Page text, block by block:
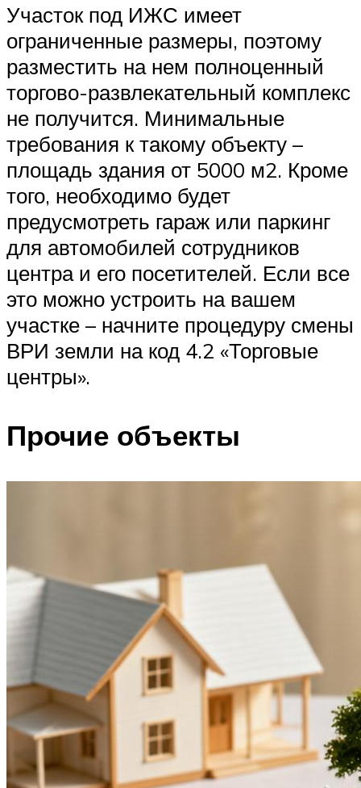
Участок под ИЖС имеет
ограниченные размеры, поэтому
разместить на нем полноценный
торгово-развлекательный комплекс
не получится. Минимальные
требования к такому объекту –
площадь здания от 5000 м2. Кроме
того, необходимо будет
предусмотреть гараж или паркинг
для автомобилей сотрудников
центра и его посетителей. Если все
это можно устроить на вашем
участке – начните процедуру смены
ВРИ земли на код 4.2 «Торговые
центры».
Прочие объекты